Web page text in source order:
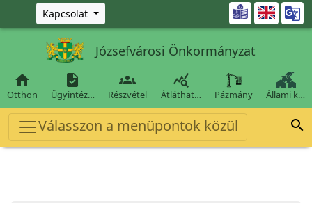
Ugrás a fő tartalomra
Kapcsolat 
Józsefvárosi Önkormányzat

Otthon

Ügyintéz…

Részvétel

Átláthat… Pázmány Állami k…
Válasszon a menüpontok közül 